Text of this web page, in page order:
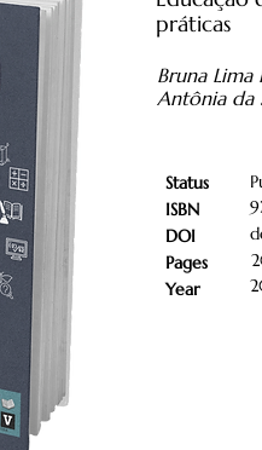
práticas
Bruna Lima
Antônia da
Status
ISBN
DOI
Pages
Year